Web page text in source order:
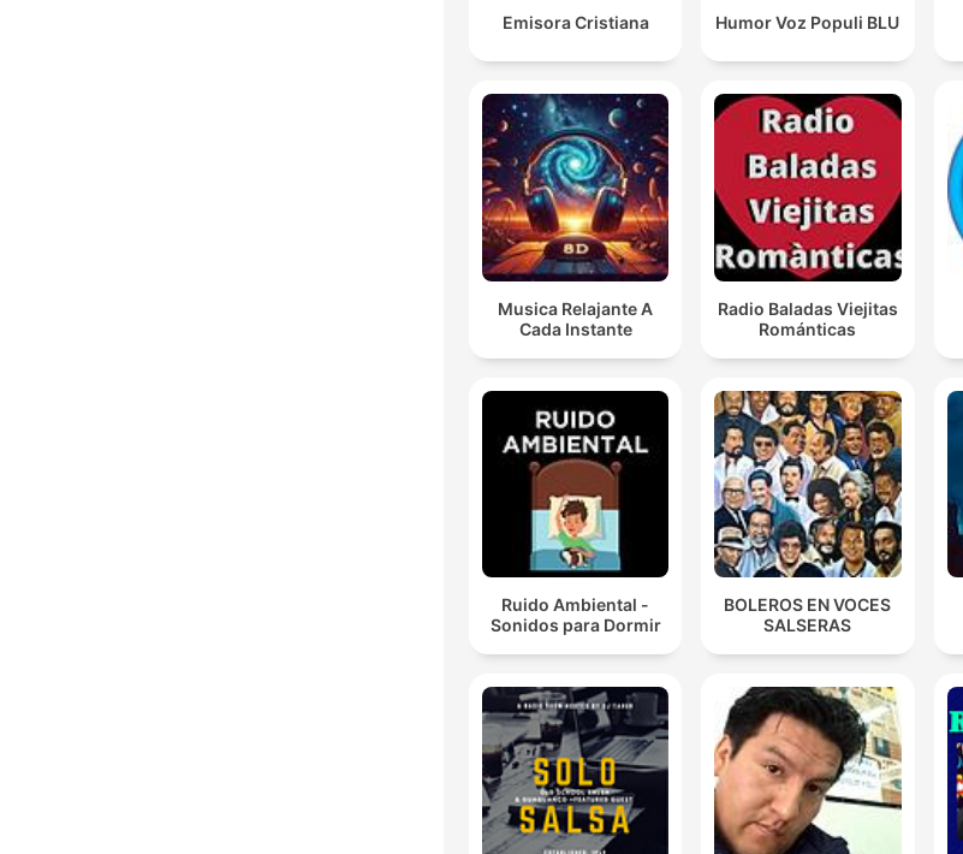
Emisora Cristiana Humor Voz Populi BLU
Musica Relajante A
Cada Instante
Radio Baladas Viejitas
Románticas
Ruido Ambiental -
Sonidos para Dormir
BOLEROS EN VOCES
SALSERAS